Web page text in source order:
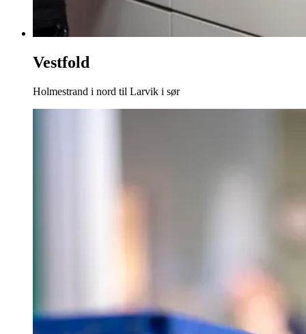
Vestfold
Holmestrand i nord til Larvik i sør